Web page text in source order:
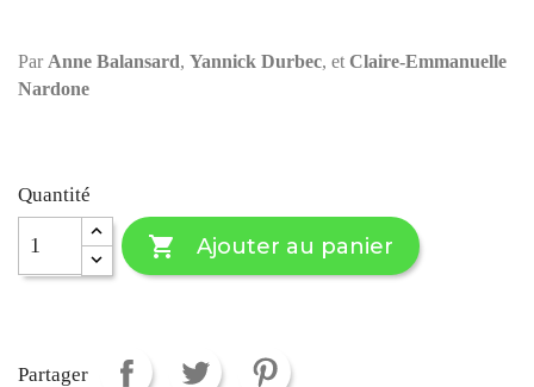
Par Anne Balansard, Yannick Durbec, et Claire-Emmanuelle
Nardone
Quantité
 Ajouter au panier
Partager